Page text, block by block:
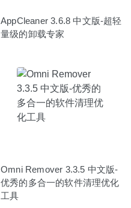
AppCleaner 3.6.8 中文版-超轻
量级的卸载专家
Omni Remover 3.3.5 中文版-
优秀的多合一的软件清理优化
工具